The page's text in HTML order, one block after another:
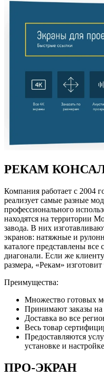
РЕКАМ
Компания работает с 2004
реализует самые разные
профессионального
находятся на территории
завода. В них
экранов: натяжные и
каталоге представлены
диагонали. Если же
размера, «Рекам»
Преимущества:
Множество готовых
Принимают заказы на
Доставка во все
Весь товар
Предоставляются
установке и
ПРО-ЭКРАН